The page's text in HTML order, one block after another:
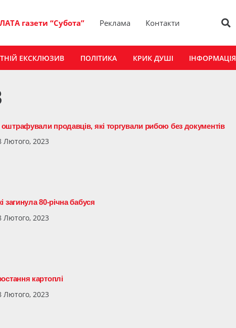
газети “Субота” Реклама Контакти
ЕКСКЛЮЗИВ ПОЛІТИКА КРИК ДУШІ ІНФОРМАЦІЯ
продавців, які торгували рибою без документів
Лютого, 2023
загинула 80-річна бабуся
Лютого, 2023
картоплі
Лютого, 2023